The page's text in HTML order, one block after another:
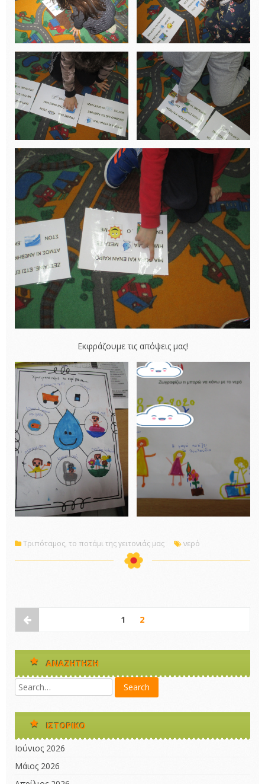
Εκφράζουμε τις απόψεις μας!
Τριπόταμος, το ποτάμι της γειτονιάς μας νερό
1 2
ΑΝΑΖΉΤΗΣΗ
ΙΣΤΟΡΙΚΌ
Ιούνιος 2026
Μάιος 2026